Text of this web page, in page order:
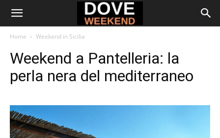
Home Weekend in Sicilia
Weekend a Pantelleria: la
perla nera del mediterraneo